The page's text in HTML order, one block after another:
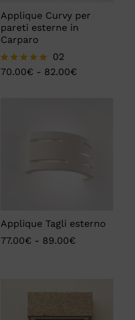
Applique Curvy per
pareti esterne in
Carparo
Valutato
02
70.00€ - 82.00€
Applique Tagli esterno
77.00€ - 89.00€